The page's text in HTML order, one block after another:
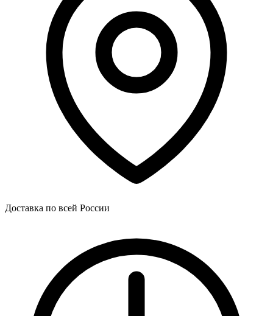
Доставка по всей России